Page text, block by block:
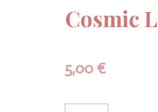
Cosmic
5,00 €